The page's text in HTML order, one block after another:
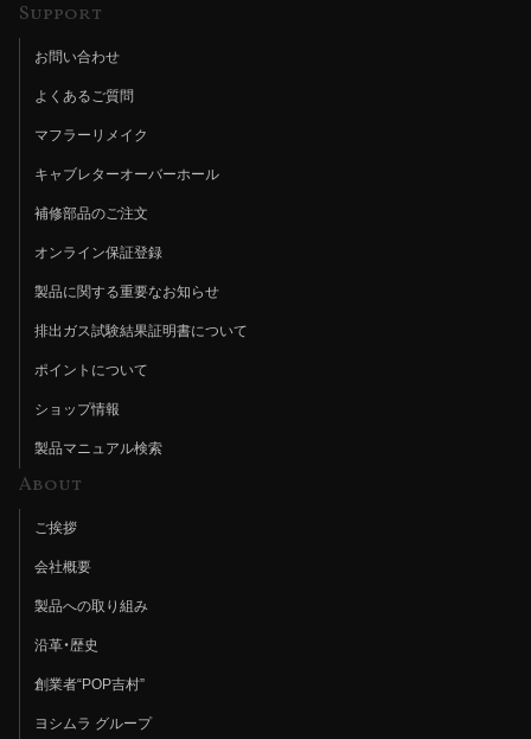
Support
お問い合わせ
よくあるご質問
マフラーリメイク
キャブレターオーバーホール
補修部品のご注文
オンライン保証登録
製品に関する重要なお知らせ
排出ガス試験結果証明書について
ポイントについて
ショップ情報
製品マニュアル検索
About
ご挨拶
会社概要
製品への取り組み
沿革・歴史
創業者“POP吉村”
ヨシムラ グループ